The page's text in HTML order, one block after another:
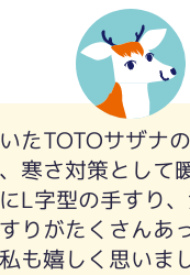
たTOTOサザナ
寒さ対策として
L字型の手すり
りがたくさんあ
も嬉しく思いま